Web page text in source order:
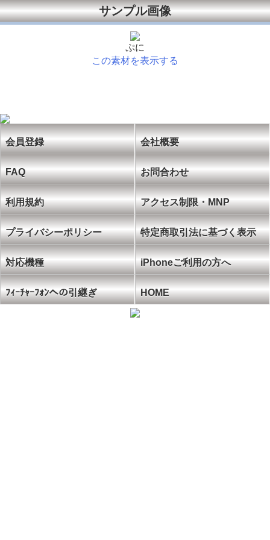
サンプル画像
ぷに
この素材を表示する
会員登録 会社概要
FAQ お問合わせ
利用規約 アクセス制限・MNP
プライバシーポリシー 特定商取引法に基づく表示
対応機種 iPhoneご利用の方へ
ﾌｨｰﾁｬｰﾌｫﾝへの引継ぎ HOME